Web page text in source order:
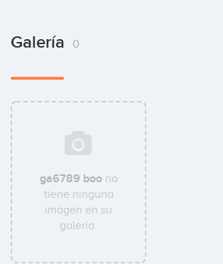
Galería 0
ga6789 boono
tiene ninguna
imágen en su
galería.